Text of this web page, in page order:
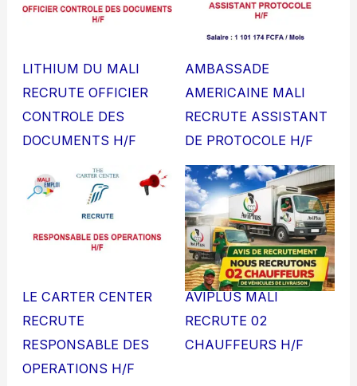
LITHIUM DU MALI
RECRUTE OFFICIER
CONTROLE DES
DOCUMENTS H/F
AMBASSADE
AMERICAINE MALI
RECRUTE ASSISTANT
DE PROTOCOLE H/F
LE CARTER CENTER
RECRUTE
RESPONSABLE DES
OPERATIONS H/F
AVIPLUS MALI
RECRUTE 02
CHAUFFEURS H/F